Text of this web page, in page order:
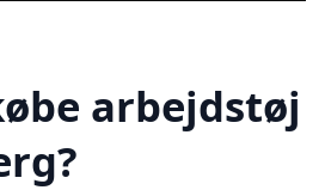
arbejdstøj